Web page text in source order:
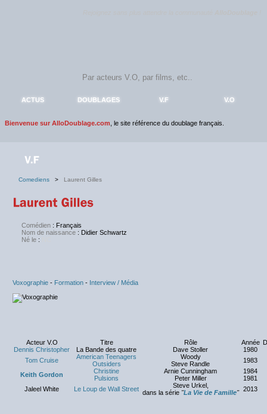
ACTUS DOUBLAGES V.F V.O
Bienvenue sur AlloDoublage.com , le site référence du doublage français.
Comediens > Laurent Gilles
Comédien : Français
Nom de naissance : Didier Schwartz
Né le :
Voxographie - Formation - Interview / Média
Acteur V.O Titre Rôle Année
Dennis Christopher
La Bande des quatre Dave Stoller
1980
Tom Cruise
American Teenagers Woody 1983
Outsiders
Steve Randle
Keith Gordon
Christine Arnie Cunningham
1984
Pulsions
Peter Miller
1981
Jaleel White
Le Loup de Wall Street
Steve Urkel,
dans la série "La Vie de Famille" 2013